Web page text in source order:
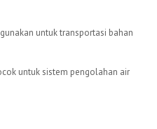
untuk transportasi bahan
untuk sistem pengolahan air